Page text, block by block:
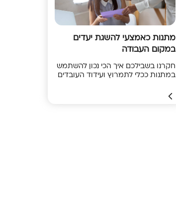
מתנות כאמצעי להשגת יעדים
במקום העבודה
חקרנו בשבילכם איך הכי נכון להשתמש
במתנות ככלי לתמרוץ ועידוד העובדים